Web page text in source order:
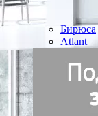
Бирюса
Atlant